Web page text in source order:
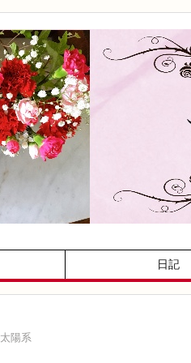
日記
太陽系